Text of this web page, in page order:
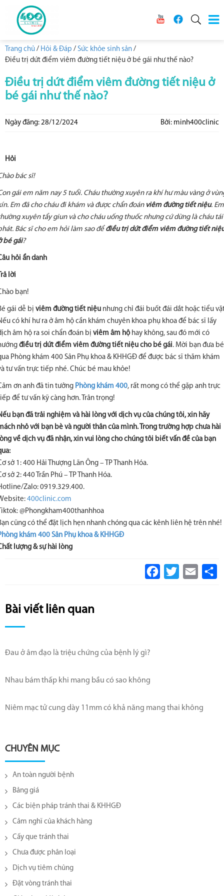
Trang chủ / Hỏi & Đáp / Sức khỏe sinh sản /
Điều trị dứt điểm viêm đường tiết niệu ở bé gái như thế nào?
Điều trị dứt điểm viêm đường tiết niệu ở
bé gái như thế nào?
Ngày đăng: 28/12/2024 Bởi: minh400clinic
Hỏi
bác sĩ!
gái em năm nay 5 tuổi. Cháu thường xuyên ra khí hư màu vàng ở
Em đã cho cháu đi khám và được chẩn đoán viêm đường tiết niệu. Em
xuyên tẩy giun và cho cháu uống thuốc nhưng cứ dừng là cháu tái
Bác sĩ cho em hỏi làm sao để điều trị dứt điểm viêm đường tiết
bé gái?
hỏi ẩn danh
lời
bạn!
gái dễ bị viêm đường tiết niệu nhưng chỉ đái buốt đái dắt hoặc tiểu
có khí hư ra ở âm hộ cần khám chuyên khoa phụ khoa để bác sĩ lấy
âm hộ ra soi chẩn đoán bị viêm âm hộhay không, sau đó mới có
điều trị dứt điểm viêm đường tiết niệu cho bé gái. Mời bạn đưa bé
Phòng khám 400 Sản Phụ khoa & KHHGĐ để được bác sĩ thăm khám
tư vấn trực tiếp nhé. Chúc bé mau khỏe!
ơn anh đã tin tưởng Phòng khám 400, rất mong có thể gặp anh trực
để tư vấn kỹ càng hơn. Trân trọng!
bạn đã trải nghiệm và hài lòng với dịch vụ của chúng tôi, xin hãy
nhỏ với bạn bè và người thân của mình. Trong trường hợp chưa hài
về dịch vụ đã nhận, xin vui lòng cho chúng tôi biết vấn đề của bạn
sở 1: 400 Hải Thượng Lãn Ông – TP Thanh Hóa.
sở 2: 440 Trần Phú – TP Thanh Hóa.
Zalo: 0919.329.400.
400clinic.com
@Phongkham400thanhhoa
cũng có thể đặt lịch hẹn nhanh chóng qua các kênh liên hệ trên nhé!
khám 400 Sản Phụ khoa & KHHGĐ
lượng & sự hài lòng
Facebook
Twitter Email
Bài viết liên quan
Đau ở âm đạo là triệu chứng của bệnh lý gì?
Nhau bám thấp khi mang bầu có sao không
Niêm mạc tử cung dày 11mm có khả năng mang thai không
CHUYÊN MỤC
An toàn người bệnh
Bảng giá
Các biện pháp tránh thai & KHHGĐ
Cảm nghĩ của khách hàng
Cấy que tránh thai
Chưa được phân loại
Dịch vụ tiêm chủng
Đặt vòng tránh thai